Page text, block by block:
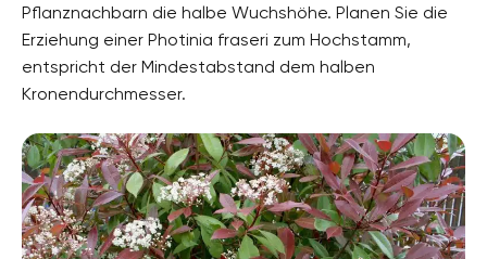
Pflanznachbarn die halbe Wuchshöhe. Planen Sie die
Erziehung einer Photinia fraseri zum Hochstamm,
entspricht der Mindestabstand dem halben
Kronendurchmesser.